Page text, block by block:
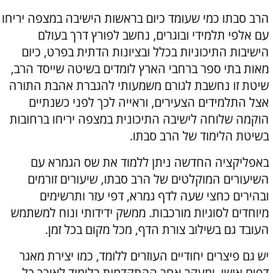
הרב סבתו כמי שעומד כיום בראשות הישיבה במצפה יריחו
עם אלפי תלמידי ובוגרים, נחשב לפורץ דרך בעולם
הישיבות התיכוניות בכלל ובציונות הדתית בפרט, כיום
מאות בתי ספר ברחבי הארץ לומדים בשיטה שייסד הרב,
שיטת זו נחשבת לגורם משמעותי להגברת אהבת התורה
אצל התלמידים הצעירים, וראייה לכך לפני כשנתיים
הוקמה שלוחה לישיבה התיכונית במצפה יריחו ברחובות
בשיטת הלימוד של הרב סבתו.
באפליקציה החדשה ניתן ללמוד את שס הגמרא עם
השיעורים המוקלטים של הרב סבתו, שיעורים זורמים
ובהירים כחצי שעה לדף גמרא, דפי עזר ותרשימים
מיוחדים לסוגיות מורכבות. ממשק ידידותי ונוח למשתמש
העובד גם בשילוב צורת הדף, מכל מקום בכל זמן.
יש גם פיצרים יחודיים העוזרים ללומד, כמו יצירת מאגר